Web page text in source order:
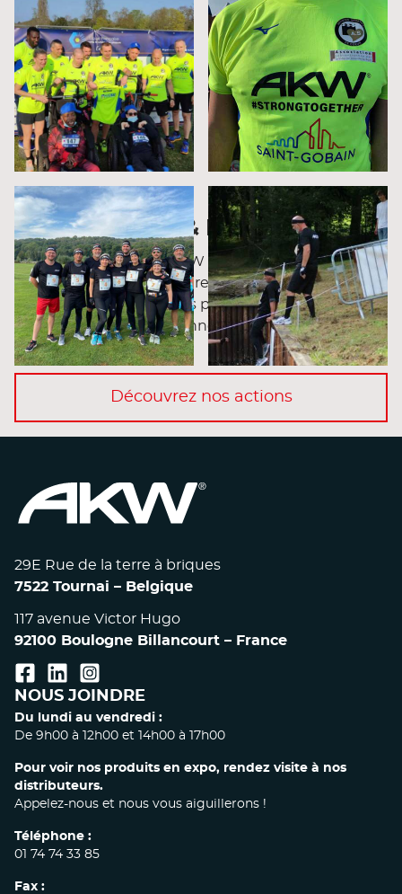
NOS ACTIONS & PARTENARIATS
Résolument engagé, AKW peut compter sur ses
employés et ses partenaires pour participer à des
challenges et des actions partout en France pour
venir en aides aux personnes qui présentent un
handicap.
Découvrez nos actions
29E Rue de la terre à briques
7522 Tournai – Belgique
117 avenue Victor Hugo
92100 Boulogne Billancourt – France
facebook
linkedininstagram
NOUS JOINDRE
Du lundi au vendredi :
De 9h00 à 12h00 et 14h00 à 17h00
Pour voir nos produits en expo, rendez visite à nos
distributeurs.
Appelez-nous et nous vous aiguillerons !
Téléphone :
01 74 74 33 85
Fax :